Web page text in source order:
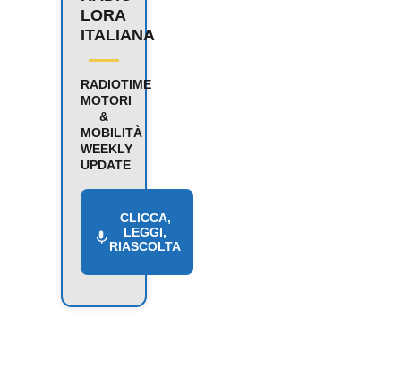
LORA
ITALIANA
RADIOTIME
MOTORI
&
MOBILITÀ
WEEKLY
UPDATE
CLICCA,
LEGGI,
RIASCOLTA